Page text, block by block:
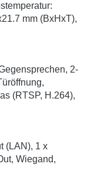
mm (BxHxT),
2-
(RTSP, H.264),
(LAN), 1 x
Wiegand,